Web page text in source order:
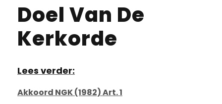
Doel Van De
Kerkorde
Lees verder:
Akkoord NGK (1982) Art. 1